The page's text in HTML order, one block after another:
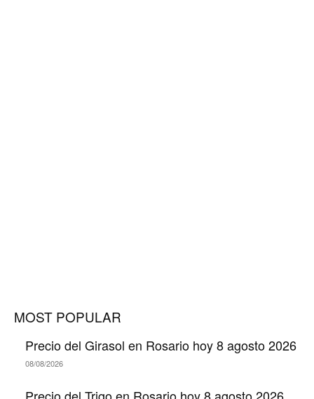
MOST POPULAR
Precio del Girasol en Rosario hoy 8 agosto 2026
08/08/2026